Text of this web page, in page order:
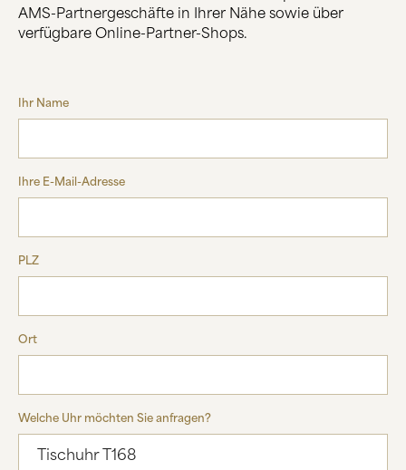
KONTAKT
AMS-Partnergeschäfte in Ihrer Nähe sowie über
verfügbare Online-Partner-Shops.
Ihr Name
Ihre E-Mail-Adresse
PLZ
Ort
Welche Uhr möchten Sie anfragen?